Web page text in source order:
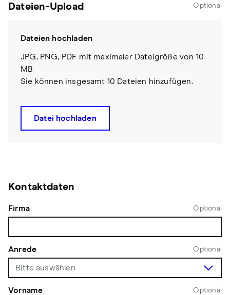
Dateien-Upload Optional
Dateien hochladen
JPG, PNG, PDF mit maximaler Dateigröße von 10
MB
Sie können insgesamt 10 Dateien hinzufügen.
Datei hochladen
Kontaktdaten
Firma Optional
Anrede Optional
Vorname Optional